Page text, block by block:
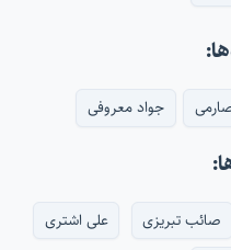
جواد معروفی
صائب تبریزی
علی اشتری